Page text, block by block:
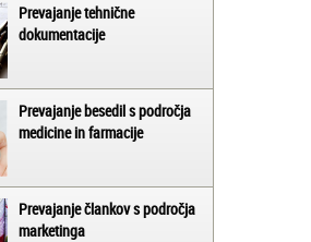
Prevajanje tehnične
dokumentacije
Prevajanje besedil s področja
medicine in farmacije
Prevajanje člankov s področja
marketinga